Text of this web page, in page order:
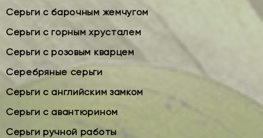
Серьги с барочным жемчугом
Серьги с горным хрусталем
Серьги с розовым кварцем
Серебряные серьги
Серьги с английским замком
Серьги с авантюрином
Серьги ручной работы